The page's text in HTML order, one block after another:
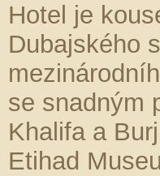
Hotel je
Dubajského
se snadným
Khalifa a
Etihad